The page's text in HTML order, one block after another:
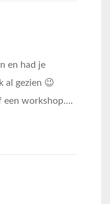
en had je
al gezien 😉
een workshop….